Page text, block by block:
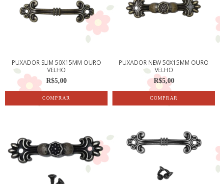
PUXADOR SLIM 50X15MM OURO
VELHO
R$5,00
PUXADOR NEW 50X15MM OURO
VELHO
R$5,00